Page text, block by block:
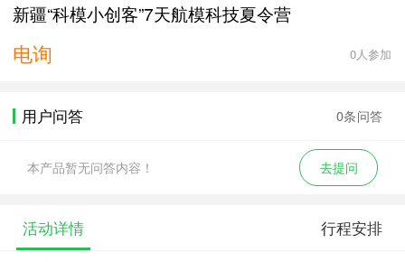
新疆“科模小创客”7天航模科技夏令营
电询 0人参加
用户问答 0条问答
本产品暂无问答内容！ 去提问
活动详情 行程安排